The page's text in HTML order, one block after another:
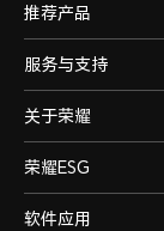
推荐产品
服务与支持
关于荣耀
荣耀ESG
软件应用